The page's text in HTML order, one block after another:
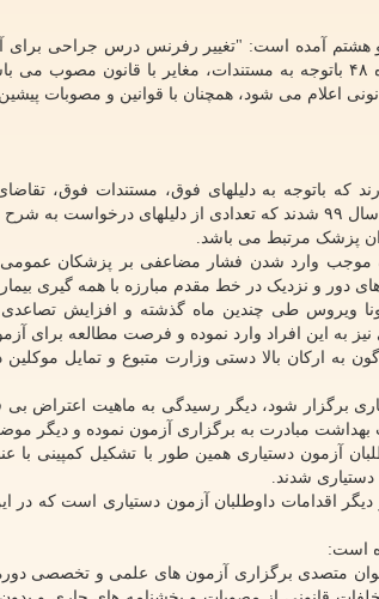
تغییر رفرنس درس زنان برای آزمون دوره ۴۸ باتوجه به مستندات،
که باتوجه به دلیلهای فوق، مستندات فوق،
موجب وارد شدن فشار مضاعفی بر پزشکان عمومی
دور و نزدیک در خط مقدم مبارزه با همه گیری
ویروس طی چندین ماه گذشته و افزایش
به این افراد وارد نموده و فرصت مطالعه برای
به ارکان بالا دستی وزارت متبوع و تمایل
تاریخ ۷ اسفند سال جاری برگزار شود، دیگر رسیدگی به ماهیت
مبادرت به برگزاری آزمون نموده و دیگر
شدند.
اقدامات داوطلبان آزمون دستیاری است که در
است:
متصدی برگزاری آزمون های علمی و تخصصی